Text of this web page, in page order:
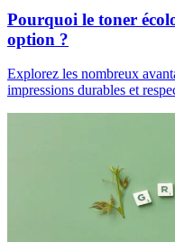
Pourquoi le toner
option ?
Explorez les nombreux
impressions durables et